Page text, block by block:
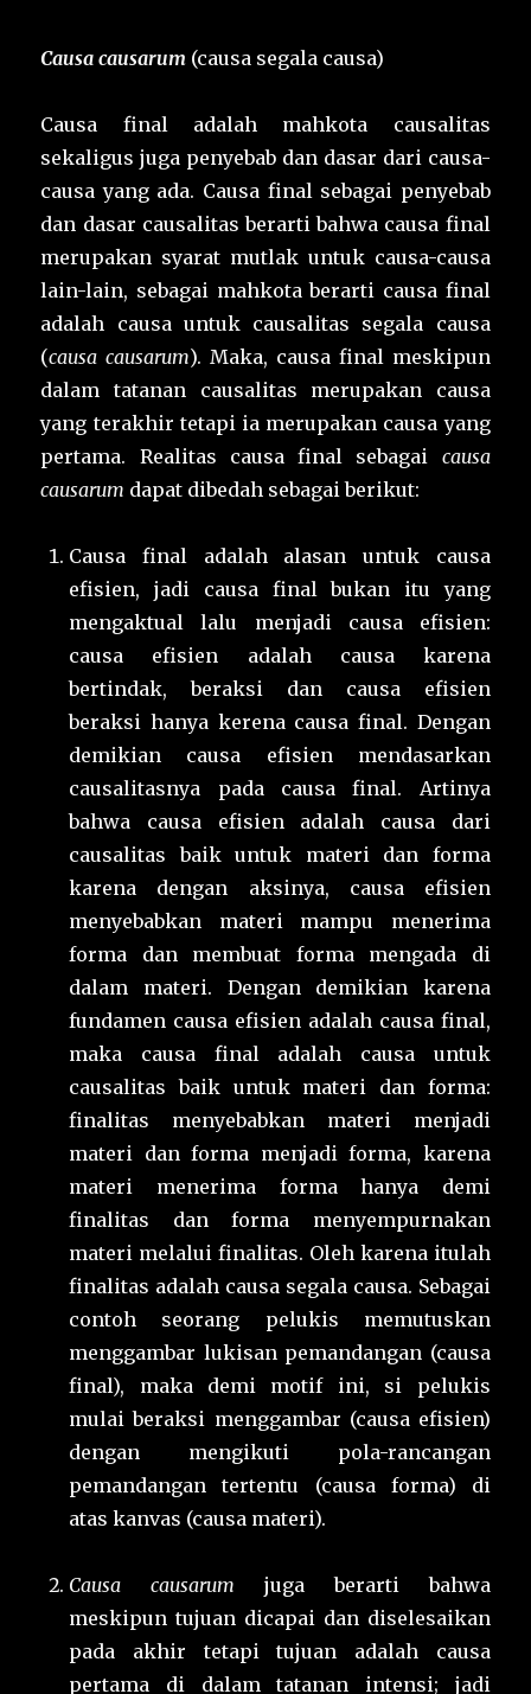
Causa causarum (causa segala causa)
Causa final adalah mahkota causalitas
sekaligus juga penyebab dan dasar dari causa-
causa yang ada. Causa final sebagai penyebab
dan dasar causalitas berarti bahwa causa final
merupakan syarat mutlak untuk causa-causa
lain-lain, sebagai mahkota berarti causa final
adalah causa untuk causalitas segala causa
(causa causarum). Maka, causa final meskipun
dalam tatanan causalitas merupakan causa
yang terakhir tetapi ia merupakan causa yang
pertama. Realitas causa final sebagai causa
causarum dapat dibedah sebagai berikut:
Causa final adalah alasan untuk causa
efisien, jadi causa final bukan itu yang
mengaktual lalu menjadi causa efisien:
causa efisien adalah causa karena
bertindak, beraksi dan causa efisien
beraksi hanya kerena causa final. Dengan
demikian causa efisien mendasarkan
causalitasnya pada causa final. Artinya
bahwa causa efisien adalah causa dari
causalitas baik untuk materi dan forma
karena dengan aksinya, causa efisien
menyebabkan materi mampu menerima
forma dan membuat forma mengada di
dalam materi. Dengan demikian karena
fundamen causa efisien adalah causa final,
maka causa final adalah causa untuk
causalitas baik untuk materi dan forma:
finalitas menyebabkan materi menjadi
materi dan forma menjadi forma, karena
materi menerima forma hanya demi
finalitas dan forma menyempurnakan
materi melalui finalitas. Oleh karena itulah
finalitas adalah causa segala causa. Sebagai
contoh seorang pelukis memutuskan
menggambar lukisan pemandangan (causa
final), maka demi motif ini, si pelukis
mulai beraksi menggambar (causa efisien)
dengan mengikuti pola-rancangan
pemandangan tertentu (causa forma) di
atas kanvas (causa materi).
Causa causarum juga berarti bahwa
meskipun tujuan dicapai dan diselesaikan
pada akhir tetapi tujuan adalah causa
pertama di dalam tatanan intensi; jadi